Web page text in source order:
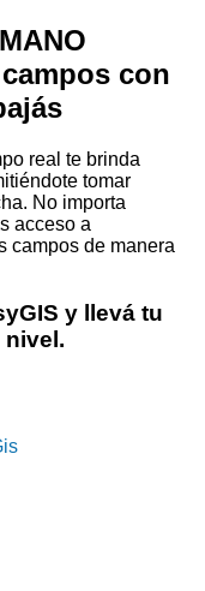
con
real te brinda
tomar
No importa
acceso a
campos de manera
y llevá tu